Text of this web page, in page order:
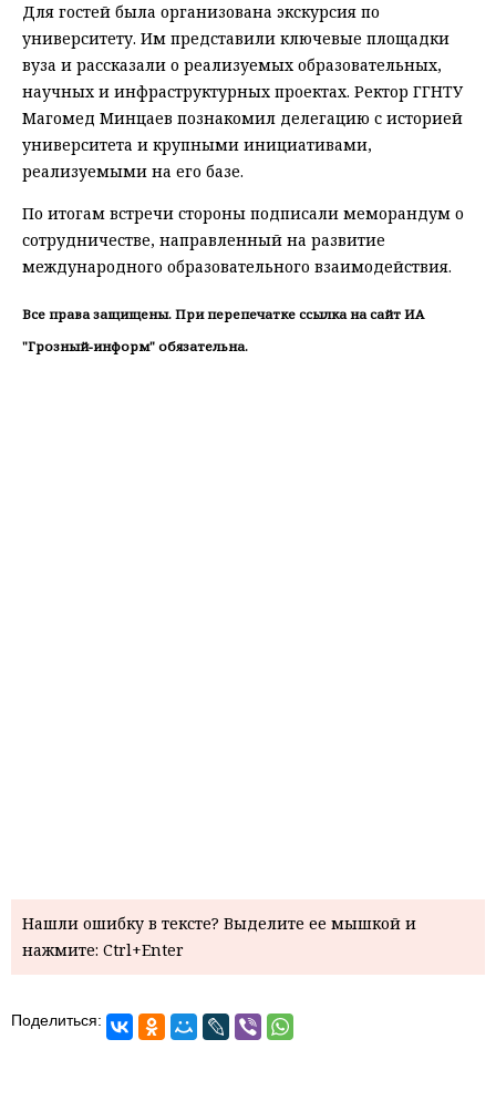
Для гостей была организована экскурсия по
университету. Им представили ключевые площадки
вуза и рассказали о реализуемых образовательных,
научных и инфраструктурных проектах. Ректор ГГНТУ
Магомед Минцаев познакомил делегацию с историей
университета и крупными инициативами,
реализуемыми на его базе.
По итогам встречи стороны подписали меморандум о
сотрудничестве, направленный на развитие
международного образовательного взаимодействия.
Все права защищены. При перепечатке ссылка на сайт ИА
"Грозный-информ" обязательна.
Нашли ошибку в тексте? Выделите ее мышкой и
нажмите: Ctrl+Enter
Поделиться: